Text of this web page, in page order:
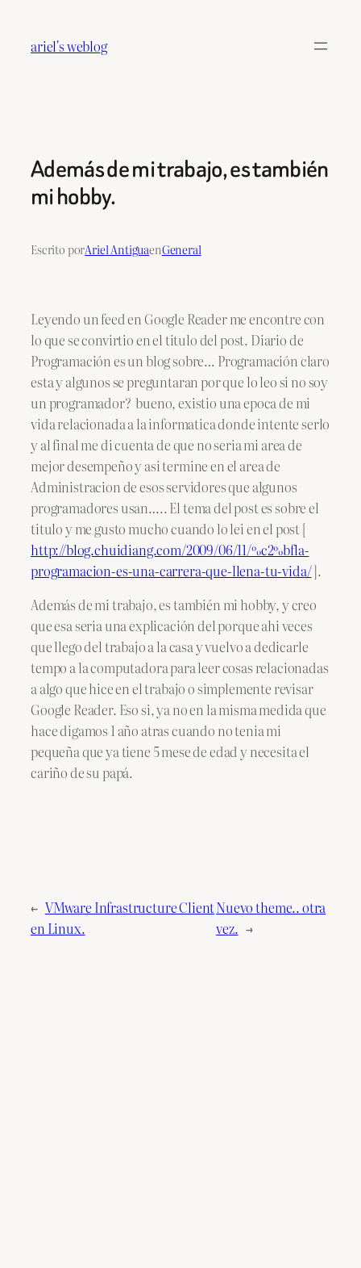
contenido
ariel's weblog
Además de mi trabajo, es también
mi hobby.
Escrito porAriel AntiguaenGeneral
Leyendo un feed en Google Reader me encontre con
lo que se convirtio en el titulo del post. Diario de
Programación es un blog sobre… Programación claro
esta y algunos se preguntaran por que lo leo si no soy
un programador? bueno, existio una epoca de mi
vida relacionada a la informatica donde intente serlo
y al final me di cuenta de que no seria mi area de
mejor desempeño y asi termine en el area de
Administracion de esos servidores que algunos
programadores usan….. El tema del post es sobre el
titulo y me gusto mucho cuando lo lei en el post [
http://blog.chuidiang.com/2009/06/11/%c2%bfla-
programacion-es-una-carrera-que-llena-tu-vida/].
Además de mi trabajo, es también mi hobby, y creo
que esa seria una explicación del porque ahi veces
que llego del trabajo a la casa y vuelvo a dedicarle
tempo a la computadora para leer cosas relacionadas
a algo que hice en el trabajo o simplemente revisar
Google Reader. Eso si, ya no en la misma medida que
hace digamos 1 año atras cuando no tenia mi
pequeña que ya tiene 5 mese de edad y necesita el
cariño de su papá.
← VMware Infrastructure Client
en Linux.
Nuevo theme.. otra
vez. →